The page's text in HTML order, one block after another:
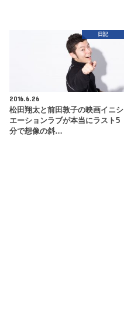
日記
2016.6.26
松田翔太と前田敦子の映画イニシ
エーションラブが本当にラスト5
分で想像の斜…